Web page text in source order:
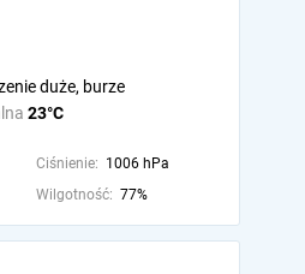
23°C
duże, burze
Ciśnienie: 1006 hPa
Wilgotność: 77%